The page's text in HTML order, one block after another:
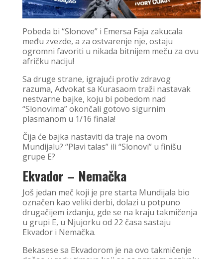
Pobeda bi “Slonove” i Emersa Faja zakucala
među zvezde, a za ostvarenje nje, ostaju
ogromni favoriti u nikada bitnijem meču za ovu
afričku naciju!
Sa druge strane, igrajući protiv zdravog
razuma, Advokat sa Kurasaom traži nastavak
nestvarne bajke, koju bi pobedom nad
“Slonovima” okončali gotovo sigurnim
plasmanom u 1/16 finala!
Čija će bajka nastaviti da traje na ovom
Mundijalu? “Plavi talas” ili “Slonovi” u finišu
grupe E?
Ekvador – Nemačka
Još jedan meč koji je pre starta Mundijala bio
označen kao veliki derbi, dolazi u potpuno
drugačijem izdanju, gde se na kraju takmičenja
u grupi E, u Njujorku od 22 časa sastaju
Ekvador i Nemačka.
Bekasese sa Ekvadorom je na ovo takmičenje